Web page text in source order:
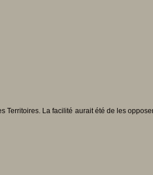
Territoires. La facilité aurait été de les